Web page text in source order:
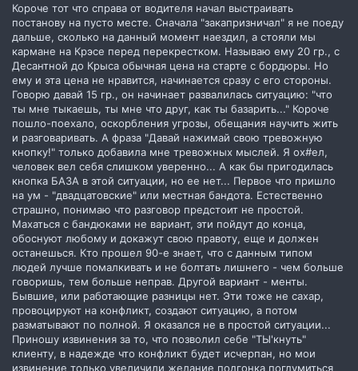
Короче тот что справа от водителя начал выстраивать
постанову на пусто месте. Сначала "закапризничал" я не поеду
дальше, сколько на данный момент наездил, а стояли мы
кармане на Крэсе перед перекрестком. Называю ему 20 гр., с
Десантной до Крыса обычная цена на старте с бордюры. Но
ему и эта цена не нравится, начинается сразу с его стороны.
Говорю давай 15 гр., он начинает развалилась ситуацию: "что
ты мне тыкаешь, ты мне что друг, как ты базарить..." Короче
пошло-поехало, оскорбления угрозы, обещания научить жить
и разговаривать. А фраза "Давай нажимай свою тревожную
кнопку!" только добавила мне тревожных мыслей. Я ох#ел,
человек вел себя слишком уверенно... А как бы пригодилась
кнопка БАЗА в этой ситуации, но ее нет... Первое что пришло
на ум - "двадцатовские" или местная бандота. Естественно
страшно, понимаю что разговор предстоит не простой.
Махаться с бандюками не вариант, эти пойдут до конца,
обоснуют любому и докажут свою правоту, еще и должен
останешься. Кто прошел 90-е знает, что с данным типом
людей лучше помалкивать и не болтать лишнего - чем больше
говоришь, тем больше неправ. Другой вариант - менты.
Бывшие, или работающие разницы нет. Эти тоже не сахар,
провоцируют на конфликт, создают ситуацию, а потом
разматывают по полной. Я оказался не в простой ситуации...
Приношу извинения за то, что позволил себе "ТЫ'кнуть"
клиенту, в надежде что конфликт будет исчерпан, но мои
извинение только увеличили желание подгонка поглумиться